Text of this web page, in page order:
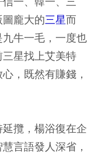
龐大的三星而
牛一毛，一度也
星找上艾美特
，既然有賺錢，
攬，楊浴復在企
言語發人深省，